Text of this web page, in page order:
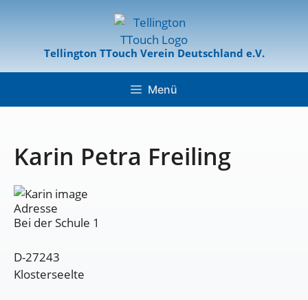
Tellington TTouch Verein Deutschland e.V.
Menü
Karin Petra Freiling
Adresse
Bei der Schule 1
D-27243
Klosterseelte